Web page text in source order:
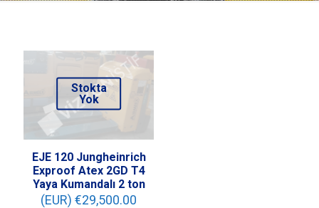
Stokta
Yok
EJE 120 Jungheinrich
Exproof Atex 2GD T4
Yaya Kumandalı 2 ton
(EUR) €29,500.00